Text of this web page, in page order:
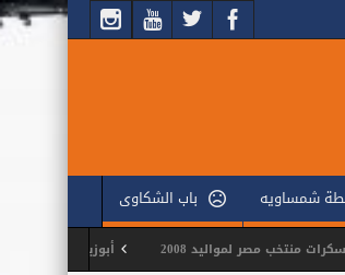
شمساويه
باب الشكاوى
لمواليد 2008
أبوزيد يجتمع بجهاز الكرة